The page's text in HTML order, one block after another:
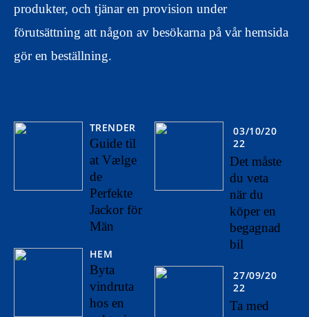
produkter, och tjänar en provision under
förutsättning att någon av besökarna på vår hemsida
gör en beställning.
TRENDER
Guide til
at Vælge
de
Perfekte
Jackor för
Män
HEM
Byta
vindruta
hos en
03/10/20
22
Det måste
du veta
när du
köper en
begagnad
bil
27/09/20
22
Ta med